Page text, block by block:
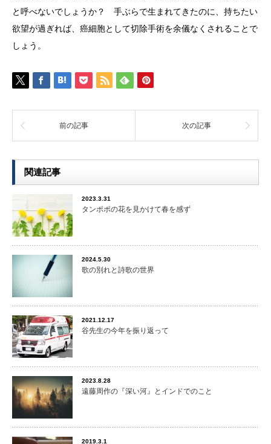
と呼べないでしょうか？ 手ぶらで生まれてきたのに、持ちたい
欲望が過ぎれば、癌細胞として切除手術を余儀なくされることで
しょう。
前の記事 次の記事
関連記事
2023.3.31
タンポポの花を見かけて春を感ず
2024.5.30
歌の別れと詩歌の世界
2021.12.17
谷先生の今年を振り返って
2023.8.28
遠藤周作の『深い河』とインドでのこと
2019.3.1